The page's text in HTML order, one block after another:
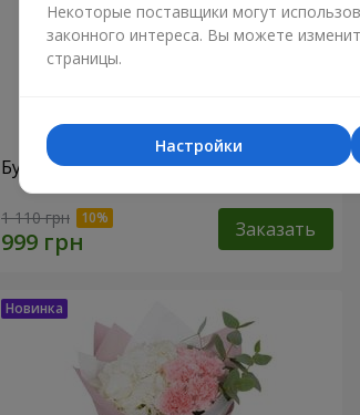
Букет "Белая гортензия"
1 110 грн Заказать
Некоторые поставщики могут
законного интереса. Вы можете
страницы.
Настройки